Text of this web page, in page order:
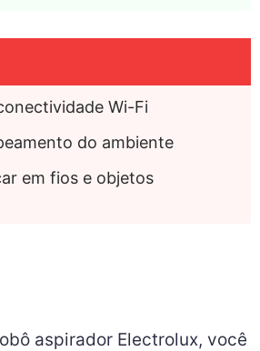
Wi-Fi
do ambiente
em fios e objetos
aspirador Electrolux, você